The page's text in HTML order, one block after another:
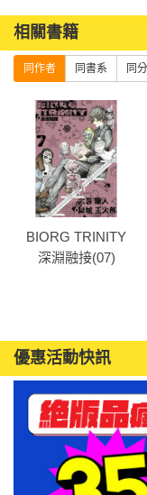
相關書籍
同作者 同書系 同
BIORG TRINITY
深淵融接(07)
優惠活動快訊